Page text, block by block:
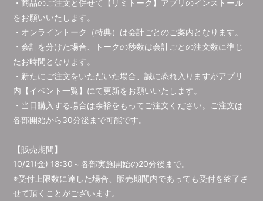
・商品のご注文と併せて【リミトーク】アプリのインストール
をお願いいたします。
・オンライントーク（特典）は会計ごとのご案内となります。
・会計を分けた場合、トークの秒数は会計ごとの注文数に準じ
たお時間となります。
・新たにご注文をいただいた場合、誠に恐れ入りますがアプリ
内【イベント一覧】にて更新をお願いいたします。
・当日購入する場合は余裕をもってご注文ください。ご注文は
各部開始から30分後まで可能です。
【販売期間】
10/21(金) 18:30～各部実施開始の20分後まで。
※受付上限数に達した場合、販売期間内であっても受付を終了さ
せて頂くことがございます。